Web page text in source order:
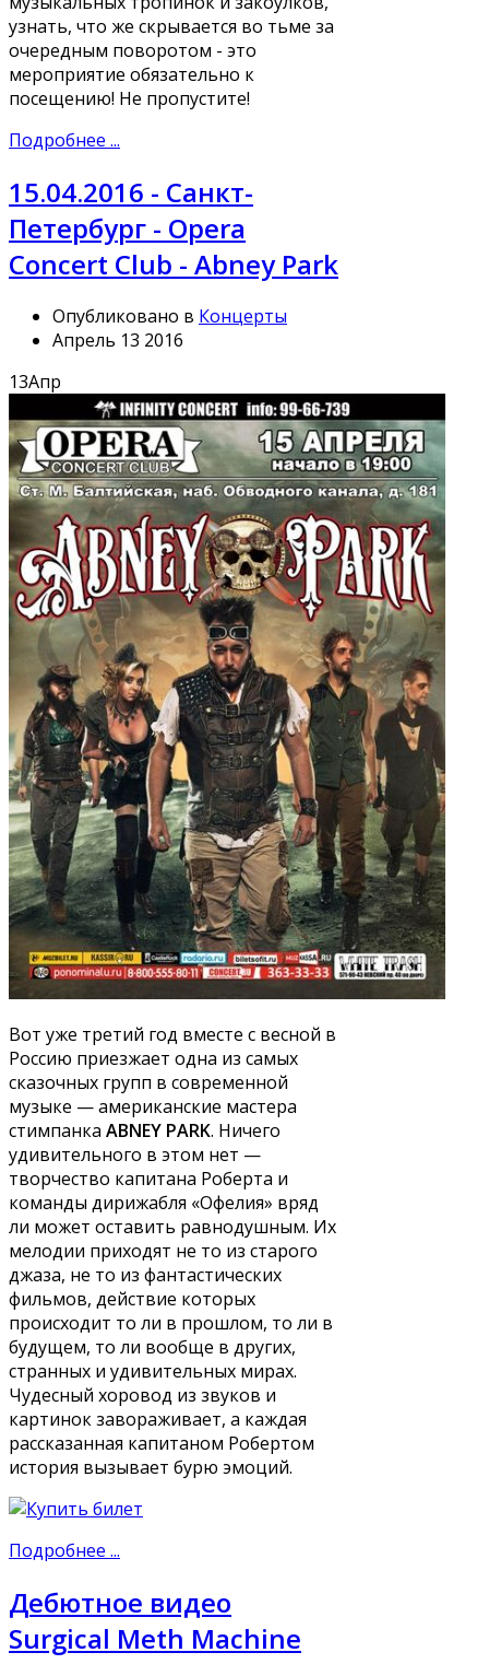
узнать, что же скрывается во тьме за
очередным поворотом - это
мероприятие обязательно к
посещению! Не пропустите!
Подробнее ...
15.04.2016 - Санкт-
Петербург - Opera
Concert Club - Abney Park
Опубликовано в Концерты
Апрель 13 2016
13Апр
Вот уже третий год вместе с весной в
Россию приезжает одна из самых
сказочных групп в современной
музыке — американские мастера
стимпанка ABNEY PARK. Ничего
удивительного в этом нет —
творчество капитана Роберта и
команды дирижабля «Офелия» вряд
ли может оставить равнодушным. Их
мелодии приходят не то из старого
джаза, не то из фантастических
фильмов, действие которых
происходит то ли в прошлом, то ли в
будущем, то ли вообще в других,
странных и удивительных мирах.
Чудесный хоровод из звуков и
картинок завораживает, а каждая
рассказанная капитаном Робертом
история вызывает бурю эмоций.
Подробнее ...
Дебютное видео
Surgical Meth Machine